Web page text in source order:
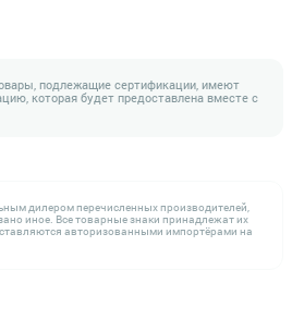
подлежащие сертификации, имеют
которая будет предоставлена вместе с
дилером перечисленных производителей,
иное. Все товарные знаки принадлежат их
авторизованными импортёрами на